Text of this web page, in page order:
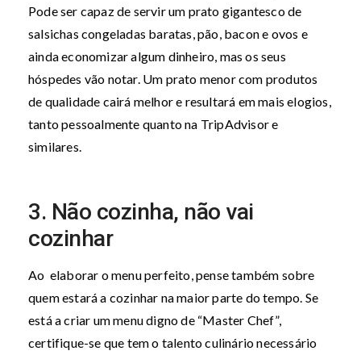
Pode ser capaz de servir um prato gigantesco de
salsichas congeladas baratas, pão, bacon e ovos e
ainda economizar algum dinheiro, mas os seus
hóspedes vão notar. Um prato menor com produtos
de qualidade cairá melhor e resultará em mais elogios,
tanto pessoalmente quanto na TripAdvisor e
similares.
3. Não cozinha, não vai
cozinhar
Ao elaborar o menu perfeito, pense também sobre
quem estará a cozinhar na maior parte do tempo. Se
está a criar um menu digno de “Master Chef”,
certifique-se que tem o talento culinário necessário